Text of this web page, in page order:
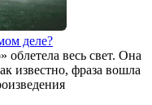
деле?
облетела весь свет. Она
известно, фраза вошла